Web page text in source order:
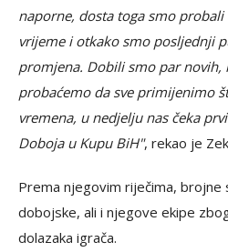
naporne, dosta toga smo
vrijeme i otkako smo posljednji
promjena. Dobili smo par novih,
probaćemo da sve primijenimo
vremena, u nedjelju nas čeka
Doboja u Kupu BiH", rekao je
Prema njegovim riječima, brojne
dobojske, ali i njegove ekipe
dolazaka igrača.